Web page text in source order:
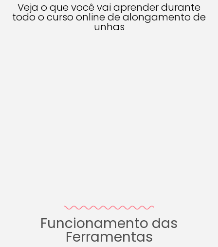
Veja o que você vai aprender durante
todo o curso online de alongamento de
unhas
Funcionamento das
Ferramentas